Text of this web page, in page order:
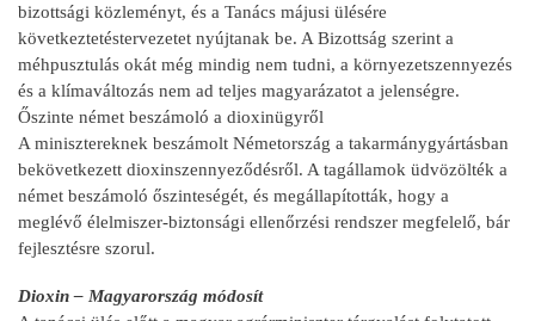
bizottsági közleményt, és a Tanács májusi ülésére
következtetéstervezetet nyújtanak be. A Bizottság szerint a
méhpusztulás okát még mindig nem tudni, a környezetszennyezés
és a klímaváltozás nem ad teljes magyarázatot a jelenségre.
Őszinte német beszámoló a dioxinügyről
A minisztereknek beszámolt Németország a takarmánygyártásban
bekövetkezett dioxinszennyeződésről. A tagállamok üdvözölték a
német beszámoló őszinteségét, és megállapították, hogy a
meglévő élelmiszer-biztonsági ellenőrzési rendszer megfelelő, bár
fejlesztésre szorul.
Dioxin – Magyarország módosít